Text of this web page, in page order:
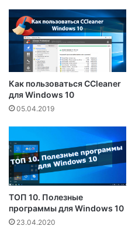
Как пользоваться CCleaner
для Windows 10
05.04.2019
ТОП 10. Полезные
программы для Windows 10
23.04.2020